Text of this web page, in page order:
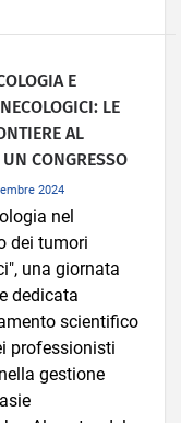
E
LE
AL
CONGRESSO
2024
nel
dei tumori
una giornata
dedicata
scientifico
professionisti
gestione